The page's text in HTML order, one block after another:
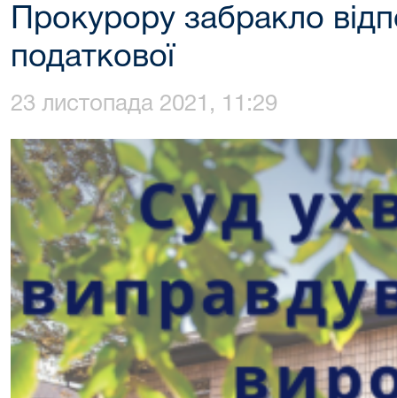
Прокурору забракло
податкової
23 листопада 2021, 11:29